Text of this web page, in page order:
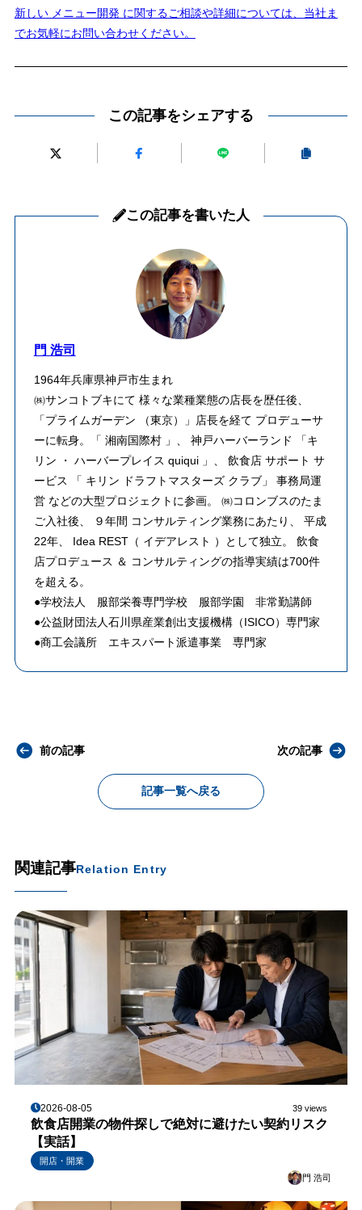
新しい メニュー開発 に関するご相談や詳細については、当社ま
でお気軽にお問い合わせください。
この記事をシェアする
この記事を書いた人
門 浩司
1964年兵庫県神戸市生まれ
㈱サンコトブキにて 様々な業種業態の店長を歴任後、
「プライムガーデン （東京）」店長を経て プロデューサ
ーに転身。「 湘南国際村 」、 神戸ハーバーランド 「キ
リン ・ ハーバープレイス quiqui 」、 飲食店 サポート サ
ービス 「 キリン ドラフトマスターズ クラブ」 事務局運
営 などの大型プロジェクトに参画。 ㈱コロンブスのたま
ご入社後、 ９年間 コンサルティング業務にあたり、 平成
22年、 Idea REST（ イデアレスト ）として独立。 飲食
店プロデュース ＆ コンサルティングの指導実績は700件
を超える。
●学校法人 服部栄養専門学校 服部学園 非常勤講師
●公益財団法人石川県産業創出支援機構（ISICO）専門家
●商工会議所 エキスパート派遣事業 専門家
前の記事
記事一覧へ戻る
次の記事
関連記事Relation Entry
2026-08-05 39 views
飲食店開業の物件探しで絶対に避けたい契約リスク
【実話】
開店・開業
門 浩司